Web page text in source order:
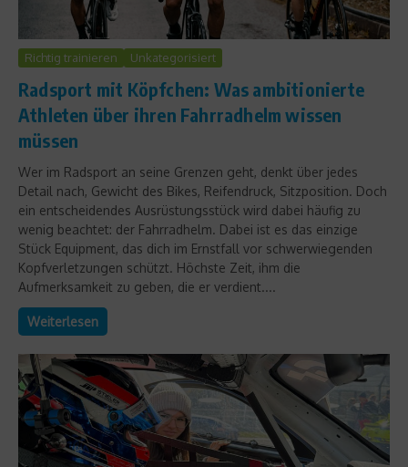
Richtig trainieren Unkategorisiert
Radsport mit Köpfchen: Was ambitionierte
Athleten über ihren Fahrradhelm wissen
müssen
Wer im Radsport an seine Grenzen geht, denkt über jedes
Detail nach, Gewicht des Bikes, Reifendruck, Sitzposition. Doch
ein entscheidendes Ausrüstungsstück wird dabei häufig zu
wenig beachtet: der Fahrradhelm. Dabei ist es das einzige
Stück Equipment, das dich im Ernstfall vor schwerwiegenden
Kopfverletzungen schützt. Höchste Zeit, ihm die
Aufmerksamkeit zu geben, die er verdient....
Weiterlesen